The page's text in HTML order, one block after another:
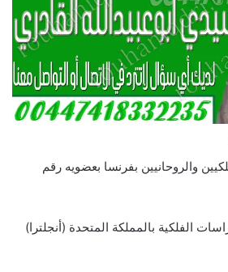
والروحانيين بفرنسا بعضويه رقم
الفلكية بالمملكة المتحدة (أنجلترا)